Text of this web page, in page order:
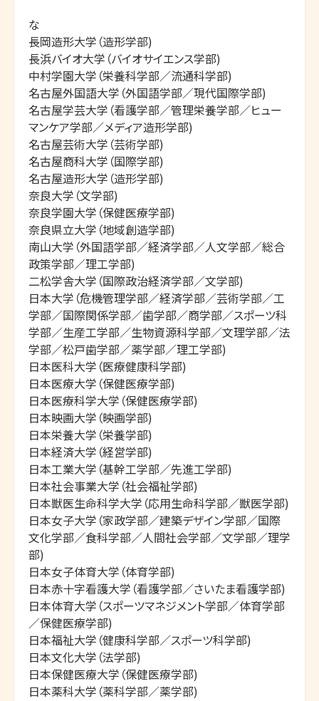
な
長岡造形大学（造形学部)
長浜バイオ大学（バイオサイエンス学部)
中村学園大学（栄養科学部／流通科学部)
名古屋外国語大学（外国語学部／現代国際学部)
名古屋学芸大学（看護学部／管理栄養学部／ヒュー
マンケア学部／メディア造形学部)
名古屋芸術大学（芸術学部)
名古屋商科大学（国際学部)
名古屋造形大学（造形学部)
奈良大学（文学部)
奈良学園大学（保健医療学部)
奈良県立大学（地域創造学部)
南山大学（外国語学部／経済学部／人文学部／総合
政策学部／理工学部)
二松学舎大学（国際政治経済学部／文学部)
日本大学（危機管理学部／経済学部／芸術学部／工
学部／国際関係学部／歯学部／商学部／スポーツ科
学部／生産工学部／生物資源科学部／文理学部／法
学部／松戸歯学部／薬学部／理工学部)
日本医科大学（医療健康科学部)
日本医療大学（保健医療学部)
日本医療科学大学（保健医療学部)
日本映画大学（映画学部)
日本栄養大学（栄養学部)
日本経済大学（経営学部)
日本工業大学（基幹工学部／先進工学部)
日本社会事業大学（社会福祉学部)
日本獣医生命科学大学（応用生命科学部／獣医学部)
日本女子大学（家政学部／建築デザイン学部／国際
文化学部／食科学部／人間社会学部／文学部／理学
部)
日本女子体育大学（体育学部)
日本赤十字看護大学（看護学部／さいたま看護学部)
日本体育大学（スポーツマネジメント学部／体育学部
／保健医療学部)
日本福祉大学（健康科学部／スポーツ科学部)
日本文化大学（法学部)
日本保健医療大学（保健医療学部)
日本薬科大学（薬科学部／薬学部)